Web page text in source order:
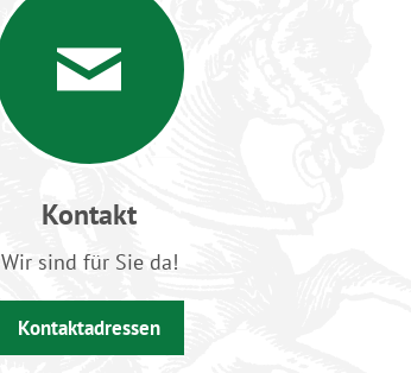
Kontakt
Wir sind für Sie da!
Kontaktadressen